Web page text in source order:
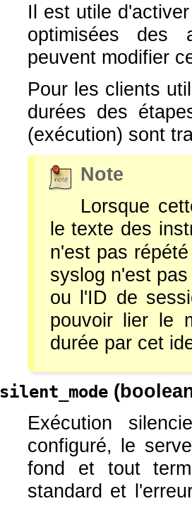
Il est utile
optimisées des
peuvent modifier
Pour les clients
durées des
(exécution) sont
Note
Lorsque
le texte des
n'est pas
syslog n'est
ou l'ID de
pouvoir lier le
durée par cet
silent_mode (
Exécution
configuré, le
fond et tout
standard et